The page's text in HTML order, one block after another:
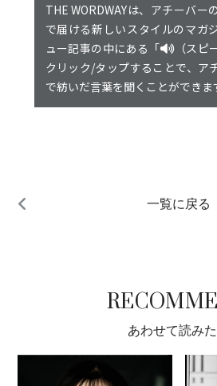
THE WORDWAYは、アチーバー
で届ける新しいスタイルのマガ
ュー記事の中にある「
（スピ
クリック/タップすることで、ア
で紡いだ言葉を聞くことができま
一覧に戻る
あわせて読み